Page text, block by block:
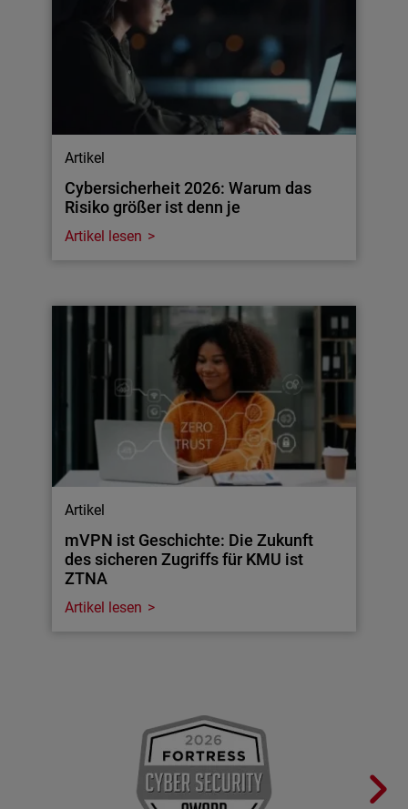
Artikel
Cybersicherheit 2026: Warum das
Risiko größer ist denn je
Artikel lesen
Artikel
mVPN ist Geschichte: Die Zukunft
des sicheren Zugriffs für KMU ist
ZTNA
Artikel lesen